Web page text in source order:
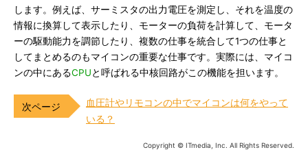
します。例えば、サーミスタの出力電圧を測定し、それを温度の
情報に換算して表示したり、モーターの負荷を計算して、モータ
ーの駆動能力を調節したり、複数の仕事を統合して1つの仕事と
してまとめるのもマイコンの重要な仕事です。実際には、マイコ
ンの中にあるCPUと呼ばれる中核回路がこの機能を担います。
血圧計やリモコンの中でマイコンは何をやって
いる？
Copyright © ITmedia, Inc. All Rights Reserved.